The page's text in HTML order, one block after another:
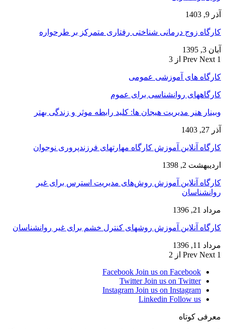
آذر 9, 1403
کارگاه زوج‌ درمانی شناختی رفتاری متمرکز بر طرحواره
آبان 3, 1395
Prev Next 1 از 3
کارگاه های آموزشی عمومی
کارگاههای روانشناسی برای عموم
وبینار هنر مدیریت هیجان ها: کلید رابطه موثر و زندگی بهتر
آذر 27, 1403
کارگاه آنلاین آموزش کارگاه مهارتهای فرزندپروری نوجوان
اردیبهشت 2, 1398
کارگاه آنلاین آموزش روش‌های مدیریت استرس برای غیر
روانشناسان
مرداد 21, 1396
کارگاه آنلاین آموزش روشهای کنترل خشم برای غیر روانشناسان
مرداد 11, 1396
Prev Next 1 از 2
Facebook Join us on Facebook
Twitter Join us on Twitter
Instagram Join us on Instagram
Linkedin Follow us
معرفی کوتاه